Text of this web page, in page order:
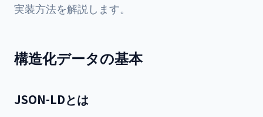
実装方法を解説します。
構造化データの基本
JSON-LDとは